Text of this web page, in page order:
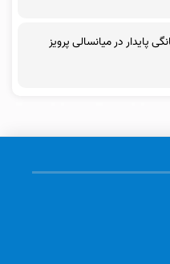
پایدار در میانسالی پرویز